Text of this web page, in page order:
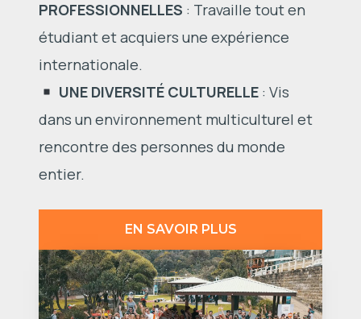
PROFESSIONNELLES : Travaille tout en
étudiant et acquiers une expérience
internationale.
UNE DIVERSITÉ CULTURELLE: Vis
dans un environnement multiculturel et
rencontre des personnes du monde
entier.
EN SAVOIR PLUS